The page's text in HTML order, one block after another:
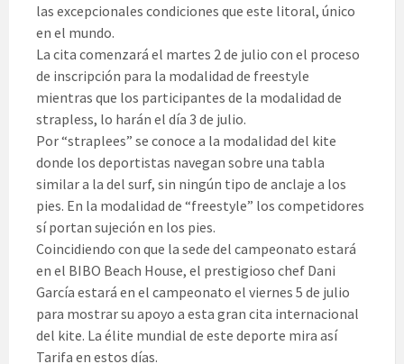
las excepcionales condiciones que este litoral, único
en el mundo.
La cita comenzará el martes 2 de julio con el proceso
de inscripción para la modalidad de freestyle
mientras que los participantes de la modalidad de
strapless, lo harán el día 3 de julio.
Por “straplees” se conoce a la modalidad del kite
donde los deportistas navegan sobre una tabla
similar a la del surf, sin ningún tipo de anclaje a los
pies. En la modalidad de “freestyle” los competidores
sí portan sujeción en los pies.
Coincidiendo con que la sede del campeonato estará
en el BIBO Beach House, el prestigioso chef Dani
García estará en el campeonato el viernes 5 de julio
para mostrar su apoyo a esta gran cita internacional
del kite. La élite mundial de este deporte mira así
Tarifa en estos días.